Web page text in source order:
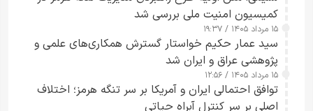
کمیسیون امنیت ملی بررسی شد
۱۵ مرداد ۱۴۰۵ / ۱۹:۳۷
سید عمار حکیم خواستار گسترش همکاری‌های علمی و
پژوهشی عراق و ایران شد
۱۵ مرداد ۱۴۰۵ / ۱۲:۵۶
توافق احتمالی ایران و آمریکا بر سر تنگه هرمز؛ اختلاف
اصلی بر سر کنترل آبراه حیاتی